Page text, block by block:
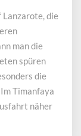
Lanzarote, die
man die
spüren
die
Timanfaya
näher